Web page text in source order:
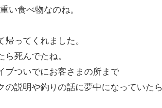
い食べ物なのね。
ってくれました。
死んでたね。
ブついでにお客さまの所まで
説明や釣りの話に夢中になっていたら